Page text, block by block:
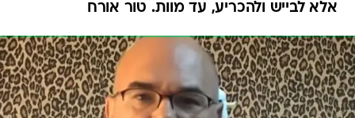
אלא לבייש ולהכריע, עד מוות. טור אורח